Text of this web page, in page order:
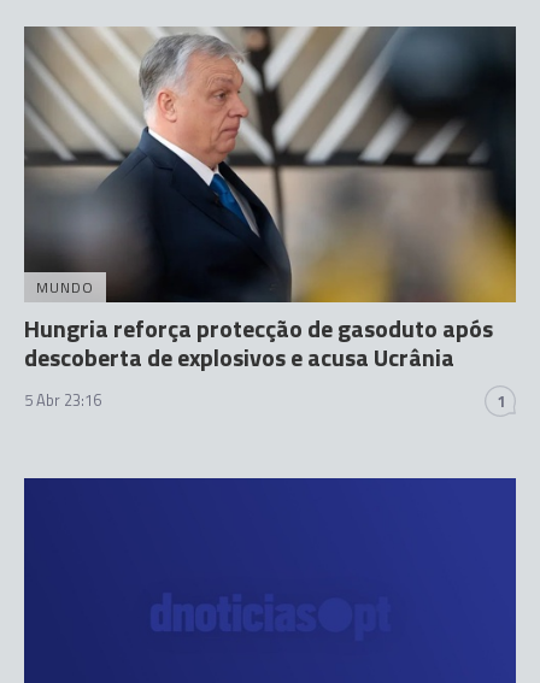
MUNDO
Hungria reforça protecção de gasoduto após
descoberta de explosivos e acusa Ucrânia
5 Abr 23:16 1